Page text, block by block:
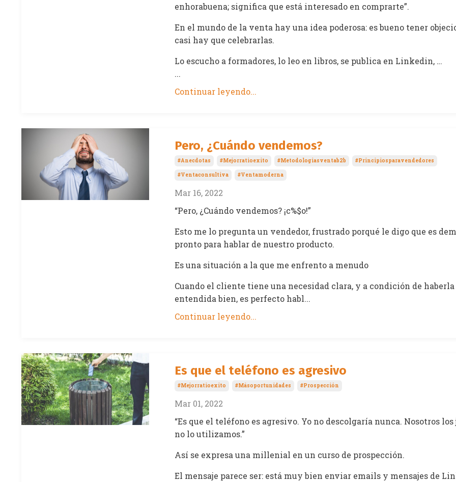
enhorabuena; significa que está interesado en comprarte”.
En el mundo de la venta hay una idea poderosa: es bueno tener
casi hay que celebrarlas.
Lo escucho a formadores, lo leo en libros, se publica en Linkedin, …
...
Continuar leyendo...
Pero, ¿Cuándo vendemos?
#anecdotas #mejorratioexito #metodologiasventab2b #principiosparavendedores
#ventaconsultiva #ventamoderna
Mar 16, 2022
“Pero, ¿Cuándo vendemos? ¡c%$o!”
Esto me lo pregunta un vendedor, frustrado porqué le digo que es
pronto para hablar de nuestro producto.
Es una situación a la que me enfrento a menudo
Cuando el cliente tiene una necesidad clara, y a condición de haberla
entendida bien, es perfecto habl...
Continuar leyendo...
Es que el teléfono es agresivo
#mejorratioexito #másoportunidades #prospección
Mar 01, 2022
“Es que el teléfono es agresivo. Yo no descolgaría nunca. Nosotros
no lo utilizamos.”
Así se expresa una millenial en un curso de prospección.
El mensaje parece ser: está muy bien enviar emails y mensajes de